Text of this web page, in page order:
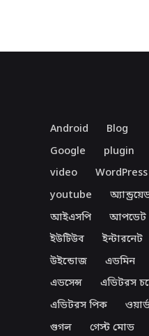
Android
Blog
Google
plugin
video
WordPress
youtube
আইএসপি
আপডেট
ইউটিউব
ইন্টারনেট
উইন্ডোজ
এডমিন
এডসেন্স
এডিটরস
এডিটরস পিক
গুগল
গেস্ট মোড